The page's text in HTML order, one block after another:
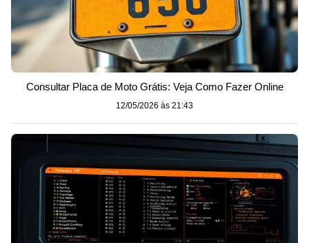
Consultar Placa de Moto Grátis: Veja Como Fazer Online
12/05/2026 às 21:43